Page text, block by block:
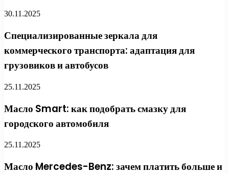
30.11.2025
Специализированные зеркала для
коммерческого транспорта: адаптация для
грузовиков и автобусов
25.11.2025
Масло Smart: как подобрать смазку для
городского автомобиля
25.11.2025
Масло Mercedes-Benz: зачем платить больше и